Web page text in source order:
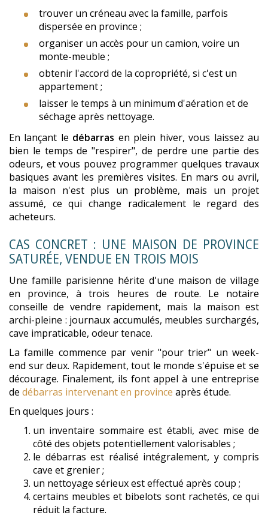
trouver un créneau avec la famille, parfois
dispersée en province ;
organiser un accès pour un camion, voire un
monte-meuble ;
obtenir l'accord de la copropriété, si c'est un
appartement ;
laisser le temps à un minimum d'aération et de
séchage après nettoyage.
En lançant le débarras en plein hiver, vous laissez au
bien le temps de "respirer", de perdre une partie des
odeurs, et vous pouvez programmer quelques travaux
basiques avant les premières visites. En mars ou avril,
la maison n'est plus un problème, mais un projet
assumé, ce qui change radicalement le regard des
acheteurs.
CAS CONCRET : UNE MAISON DE PROVINCE
SATURÉE, VENDUE EN TROIS MOIS
Une famille parisienne hérite d'une maison de village
en province, à trois heures de route. Le notaire
conseille de vendre rapidement, mais la maison est
archi-pleine : journaux accumulés, meubles surchargés,
cave impraticable, odeur tenace.
La famille commence par venir "pour trier" un week-
end sur deux. Rapidement, tout le monde s'épuise et se
décourage. Finalement, ils font appel à une entreprise
de débarras intervenant en province après étude.
En quelques jours :
un inventaire sommaire est établi, avec mise de
côté des objets potentiellement valorisables ;
le débarras est réalisé intégralement, y compris
cave et grenier ;
un nettoyage sérieux est effectué après coup ;
certains meubles et bibelots sont rachetés, ce qui
réduit la facture.